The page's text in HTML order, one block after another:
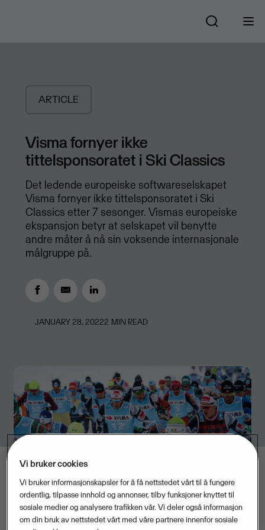
ARTICLE
Visma fornyer ikke
tittelsponsoratet i Ski Classics
Det ledende europeiske softwareselskapet
Visma fornyer ikke tittelsponsoratet i Ski
Classics etter 7 sesonger. Vismas europeiske
ekspansjon betyr at selskapet vil benytte
andre måter å nå sin voksende internasjonale
målgruppe på.
JANUARY 28, 20222 MIN READ
Vi bruker cookies
Vi bruker informasjonskapsler for å få nettstedet vårt til å fungere
ordentlig, tilpasse innhold og annonser, tilby funksjoner knyttet til
sosiale medier og analysere trafikken vår. Vi deler også informasjon
om din bruk av nettstedet vårt med våre partnere innenfor sosiale